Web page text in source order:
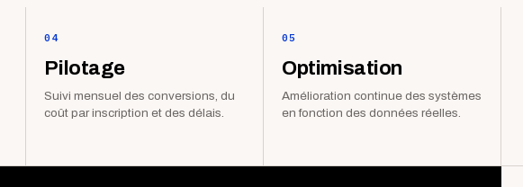
04
Pilotage
Suivi mensuel des conversions, du
coût par inscription et des délais.
05
Optimisation
Amélioration continue des systèmes
en fonction des données réelles.